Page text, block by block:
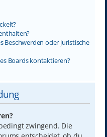
Beschwerden oder juristische
Boards kontaktieren?
zwingend. Die